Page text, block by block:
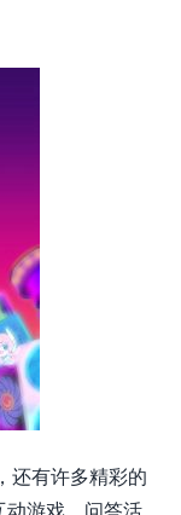
还有许多精彩的
动游戏、问答活